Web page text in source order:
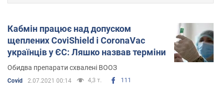
Кабмін працює над допуском
щеплених CoviShield і CoronaVac
українців у ЄС: Ляшко назвав терміни
Обидва препарати схвалені ВООЗ
Covid 2.07.2021 00:14 4,3 т. 111